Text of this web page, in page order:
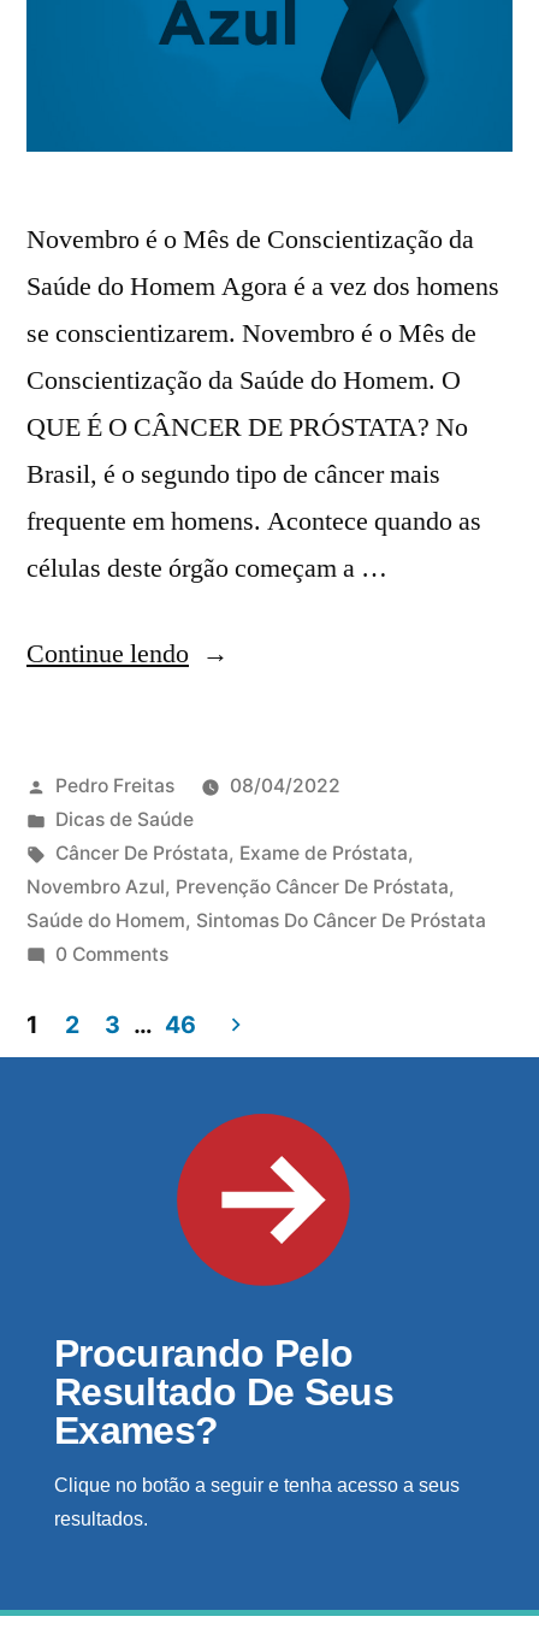
Novembro é o Mês de Conscientização da
Saúde do Homem Agora é a vez dos homens
se conscientizarem. Novembro é o Mês de
Conscientização da Saúde do Homem. O
QUE É O CÂNCER DE PRÓSTATA? No
Brasil, é o segundo tipo de câncer mais
frequente em homens. Acontece quando as
células deste órgão começam a …
Continue lendo
Pedro Freitas
08/04/2022
Dicas de Saúde
Câncer De Próstata, Exame de Próstata,
Novembro Azul, Prevenção Câncer De Próstata,
Saúde do Homem, Sintomas Do Câncer De Próstata
0 Comments
1 2 3 … 46
Procurando Pelo
Resultado De Seus
Exames?
Clique no botão a seguir e tenha acesso a seus
resultados.